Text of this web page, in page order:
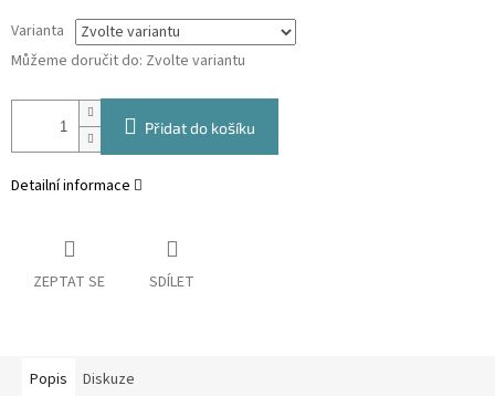
Varianta
Můžeme doručit do: Zvolte variantu
Přidat do košíku
Detailní informace
ZEPTAT SE SDÍLET
Popis Diskuze